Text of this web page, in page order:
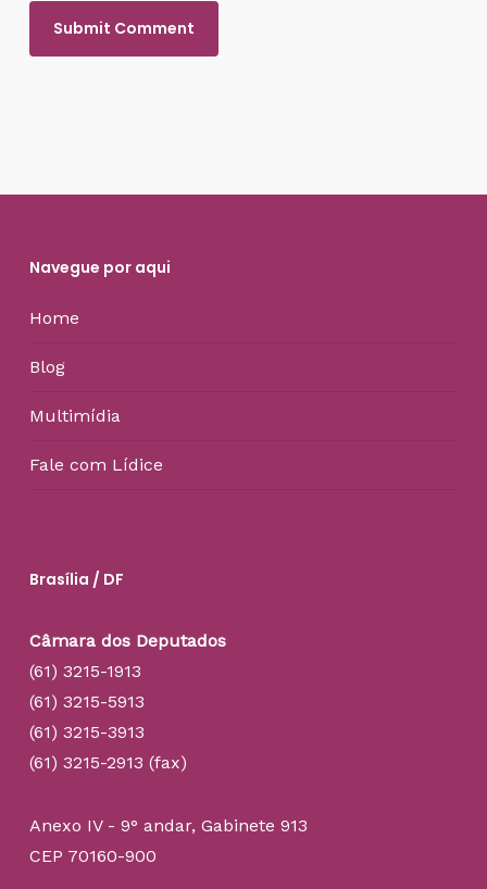
Navegue por aqui
Home
Blog
Multimídia
Fale com Lídice
Brasília / DF
Câmara dos Deputados
(61) 3215-1913
(61) 3215-5913
(61) 3215-3913
(61) 3215-2913 (fax)
Anexo IV - 9° andar, Gabinete 913
CEP 70160-900